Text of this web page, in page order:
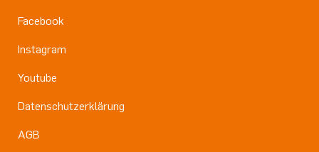
Facebook
Instagram
Youtube
Datenschutzerklärung
AGB